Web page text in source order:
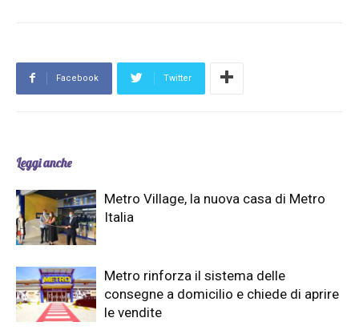
Facebook Twitter
Leggi anche
Metro Village, la nuova casa di Metro
Italia
Metro rinforza il sistema delle
consegne a domicilio e chiede di aprire
le vendite